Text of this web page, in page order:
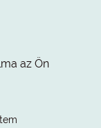
az Ön